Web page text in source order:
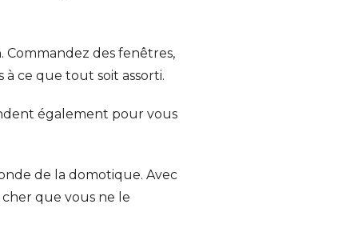
Commandez des fenêtres,
ce que tout soit assorti.
également pour vous
de la domotique. Avec
cher que vous ne le